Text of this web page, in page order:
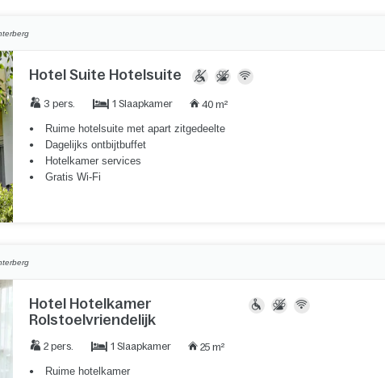
Hotel Suite Hotelsuite
3 pers. 1 Slaapkamer 40 m²
Ruime hotelsuite met apart zitgedeelte
Dagelijks ontbijtbuffet
Hotelkamer services
Gratis Wi-Fi
Hotel Hotelkamer
Rolstoelvriendelijk
2 pers. 1 Slaapkamer 25 m²
Ruime hotelkamer